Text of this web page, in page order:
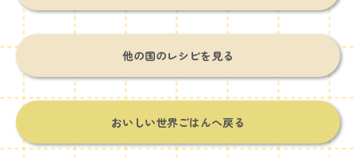
他の国のレシピを見る
おいしい世界ごはんへ戻る